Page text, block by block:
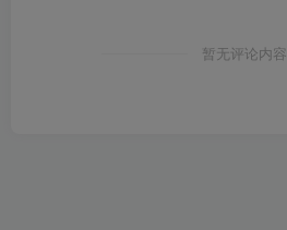
暂无评论内容